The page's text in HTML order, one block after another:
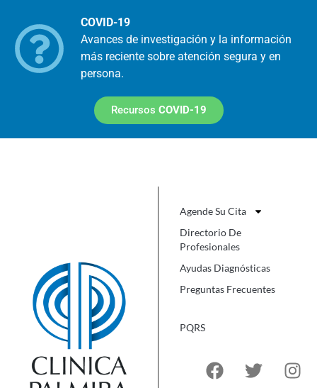
COVID-19
Avances de investigación y la información
más reciente sobre atención segura y en
persona.
Recursos COVID-19
Agende Su Cita
Directorio De
Profesionales
Ayudas Diagnósticas
Preguntas Frecuentes
PQRS